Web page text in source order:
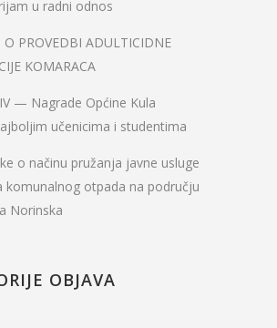
u radni odnos
O PROVEDBI ADULTICIDNE
KOMARACA
— Nagrade Općine Kula
učenicima i studentima
o načinu pružanja javne usluge
komunalnog otpada na području
Norinska
OBJAVA